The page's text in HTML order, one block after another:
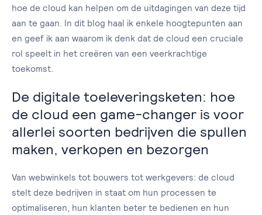
hoe de cloud kan helpen om de uitdagingen van deze tijd
aan te gaan. In dit blog haal ik enkele hoogtepunten aan
en geef ik aan waarom ik denk dat de cloud een cruciale
rol speelt in het creëren van een veerkrachtige
toekomst.
De digitale toeleveringsketen: hoe
de cloud een game-changer is voor
allerlei soorten bedrijven die spullen
maken, verkopen en bezorgen
Van webwinkels tot bouwers tot werkgevers: de cloud
stelt deze bedrijven in staat om hun processen te
optimaliseren, hun klanten beter te bedienen en hun